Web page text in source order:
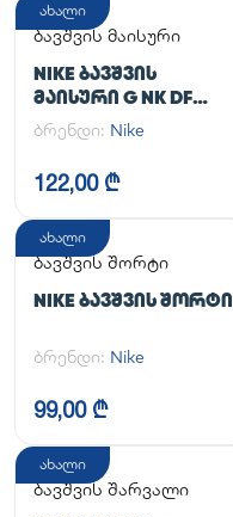
ახალი
ბავშვის მაისური
NIKE ᲑᲐᲕᲨᲕᲘᲡ
ᲛᲐᲘᲡᲣᲠᲘ G NK DF
ONE SS TOP
ბრენდი: Nike
122,00 ₾
ახალი
ბავშვის შორტი
NIKE ᲑᲐᲕᲨᲕᲘᲡ ᲨᲝᲠᲢᲘ
ბრენდი: Nike
99,00 ₾
ახალი
ბავშვის შარვალი